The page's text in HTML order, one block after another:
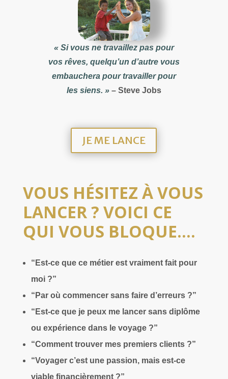
« Si vous ne travaillez pas pour
vos rêves, quelqu’un d’autre vous
embauchera pour travailler pour
les siens. » – Steve Jobs
JE ME LANCE
VOUS HÉSITEZ À VOUS
LANCER ? VOICI CE
QUI VOUS BLOQUE.…
“Est-ce que ce métier est vraiment fait pour
moi ?”
“Par où commencer sans faire d’erreurs ?”
“Est-ce que je peux me lancer sans diplôme
ou expérience dans le voyage ?”
“Comment trouver mes premiers clients ?”
“Voyager c’est une passion, mais est-ce
viable financièrement ?”